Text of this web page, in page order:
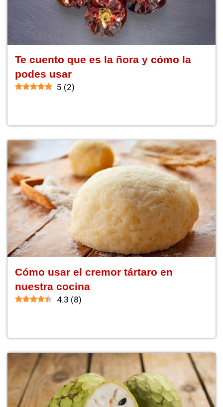
Te cuento que es la ñora y cómo la
podes usar
5 (2)
Cómo usar el cremor tártaro en
nuestra cocina
4.3 (8)